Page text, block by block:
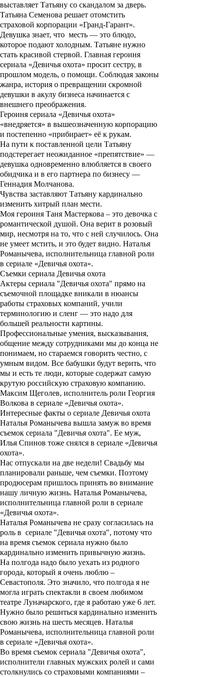
выставляет Татьяну со скандалом за дверь.
Татьяна Семенова решает отомстить
страховой корпорации «Гранд-Гарант».
Девушка знает, что месть — это блюдо,
которое подают холодным. Татьяне нужно
стать красивой стервой. Главная героиня
сериала «Девичья охота» просит сестру, в
прошлом модель, о помощи. Соблюдая законы
жанра, история о превращении скромной
девушки в акулу бизнеса начинается с
внешнего преображения.
Героиня сериала «Девичья охота»
«внедряется» в вышеозначенную корпорацию
и постепенно «прибирает» её к рукам.
На пути к поставленной цели Татьяну
подстерегает неожиданное «препятствие» —
девушка одновременно влюбляется в своего
обидчика и в его партнера по бизнесу —
Геннадия Молчанова.
Чувства заставляют Татьяну кардинально
изменить хитрый план мести.
Моя героиня Таня Мастеркова – это девочка с
романтической душой. Она верит в розовый
мир, несмотря на то, что с ней случилось. Она
не умеет мстить, и это будет видно. Наталья
Романычева, исполнительница главной роли
в сериале «Девичья охота».
Съемки сериала Девичья охота
Актеры сериала "Девичья охота" прямо на
съемочной площадке вникали в нюансы
работы страховых компаний, учили
терминологию и сленг — это надо для
большей реальности картины.
Профессиональные умения, высказывания,
общение между сотрудниками мы до конца не
понимаем, но стараемся говорить честно, с
умным видом. Все бабушки будут верить, что
мы и есть те люди, которые содержат самую
крутую российскую страховую компанию.
Максим Щеголев, исполнитель роли Георгия
Волкова в сериале «Девичья охота».
Интересные факты о сериале Девичья охота
Наталья Романычева вышла замуж во время
съемок сериала "Девичья охота". Ее муж,
Илья Спинов тоже снялся в сериале «Девичья
охота».
Нас отпускали на две недели! Свадьбу мы
планировали раньше, чем съемки. Поэтому
продюсерам пришлось принять во внимание
нашу личную жизнь. Наталья Романычева,
исполнительница главной роли в сериале
«Девичья охота».
Наталья Романычева не сразу согласилась на
роль в сериале "Девичья охота", потому что
на время съемок сериала нужно было
кардинально изменить привычную жизнь.
На полгода надо было уехать из родного
города, который я очень люблю –
Севастополя. Это значило, что полгода я не
могла играть спектакли в своем любимом
театре Луначарского, где я работаю уже 6 лет.
Нужно было решиться кардинально изменить
свою жизнь на шесть месяцев. Наталья
Романычева, исполнительница главной роли
в сериале «Девичья охота».
Во время съемок сериала "Девичья охота",
исполнители главных мужских ролей и сами
столкнулись со страховыми компаниями –